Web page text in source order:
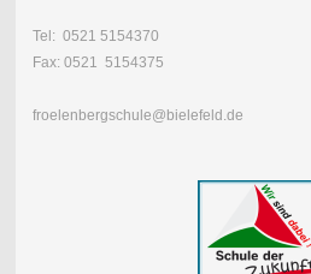
Tel: 0521 5154370
Fax: 0521 5154375
froelenbergschule@bielefeld.de